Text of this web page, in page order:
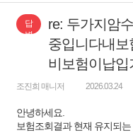
답
변
re: 두가지암
중입니다내
비보험이납
조진희 매니저 2026.03.24
안녕하세요.
보험조회결과 현재 유지되